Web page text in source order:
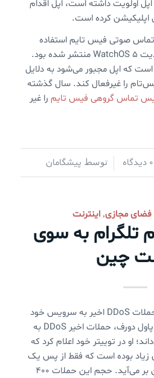
اولویت داشته است، اپل اقدام
اپلیکیشن کرده است.
تماس صوتی فیس تایم استفاده
می‌کند و سال گذشته با آپدیت WatchOS 5 منتشر شده بود.
که اپل مجبور می‌شود به دلایل
را غیرفعال کند. سال گذشته
تماس گروهی فیس تایمرا غیر
0 دیدگاه
/ توسط پیشگامان
فضای مجازی,اینترنت
تلگرام به سوی
چین
تلگرام دولت چین را عامل حملات DDoS اخیر به سرویس خود
می‌داند. مدیر عامل تلگرام، پاول دورف، حملات اخیر DDoS به
او در توییتر خود اعلام کرد که
بوده است که فقط از پس یک
دولت با زیرساخت‌های کلان بر می‌آید. حجم این حملات ۴۰۰